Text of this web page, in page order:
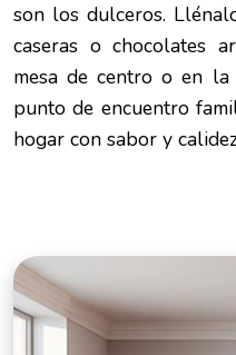
son los dulceros.
caseras o chocolates
mesa de centro o en la
punto de encuentro
hogar con sabor y